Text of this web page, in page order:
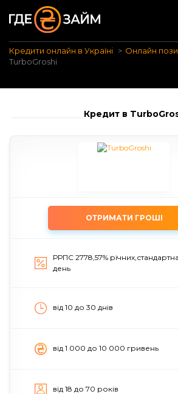
Кредити онлайн в Україні
Онлайн
TurboGroshi
Кредит в
ОТРИМАТИ ГРОШІ
РРПС 2778,57%
день
від 10 до 30 днів
вiд 1 000 до 10 000 гривень
вiд 18 до 70 рокiв